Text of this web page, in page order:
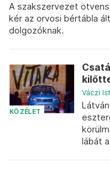
A szakszervezet
kér az orvosi bértábla
dolgozóknak.
KÖZÉLET
Váczi
lábát